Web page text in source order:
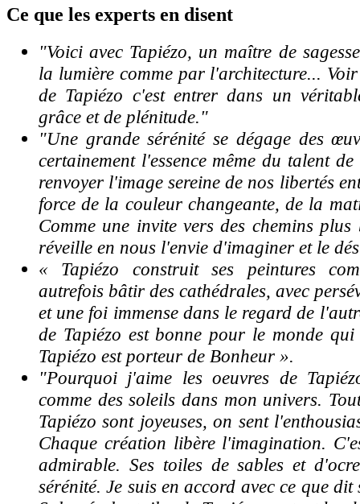
Ce que les experts en disent
"Voici avec Tapiézo, un maître de
la lumière comme par l'architecture...
de Tapiézo c'est entrer dans un
grâce et de plénitude."
"Une grande sérénité se dégage des
certainement l'essence même du talent
renvoyer l'image sereine de nos libertés
force de la couleur changeante, de la
Comme une invite vers des chemins plus
réveille en nous l'envie d'imaginer et le
« Tapiézo construit ses peintures
autrefois bâtir des cathédrales, avec
et une foi immense dans le regard de
de Tapiézo est bonne pour le monde
Tapiézo est porteur de Bonheur ».
"Pourquoi j'aime les oeuvres de
comme des soleils dans mon univers.
Tapiézo sont joyeuses, on sent
Chaque création libère l'imagination.
admirable. Ses toiles de sables et
sérénité. Je suis en accord avec ce que dit